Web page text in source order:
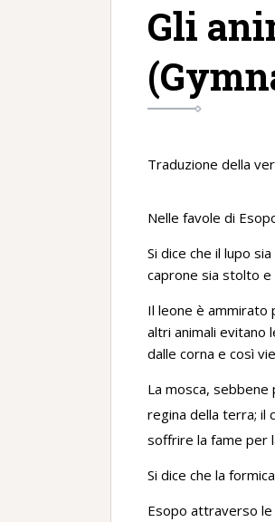
Gli
Traduzione della
Nelle favole di
Si dice che il lupo
caprone sia stolto e
Il leone è ammirato
altri animali evitano
dalle corna e così
La mosca, sebbene
regina della terra; il
soffrire la fame per
Si dice che la
Esopo attraverso le